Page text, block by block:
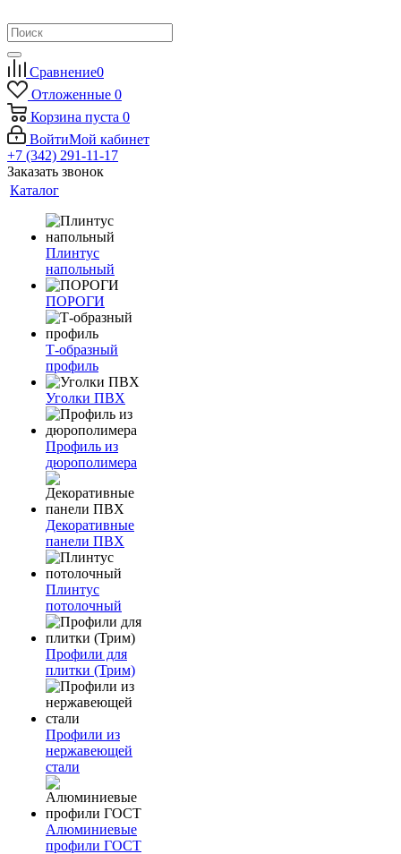
Сравнение0
Отложенные 0
Корзина пуста 0
ВойтиМой кабинет
+7 (342) 291-11-17
Заказать звонок
Каталог
Плинтус
напольный
ПОРОГИ
Т-образный
профиль
Уголки ПВХ
Профиль из
дюрополимера
Декоративные
панели ПВХ
Плинтус
потолочный
Профили для
плитки (Трим)
Профили из
нержавеющей
стали
Алюминиевые
профили ГОСТ